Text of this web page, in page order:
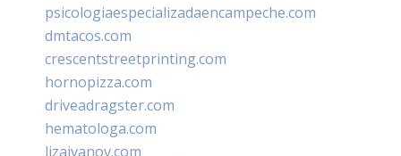
psicologiaespecializadaencampeche.com
dmtacos.com
crescentstreetprinting.com
hornopizza.com
driveadragster.com
hematologa.com
lizaivanov.com